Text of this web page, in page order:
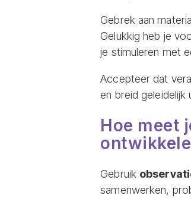
Gebrek aan
Gelukkig heb je
je stimuleren met
Accepteer dat
en breid geleidelijk
Hoe meet
Gebruik
samenwerken,